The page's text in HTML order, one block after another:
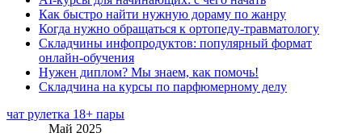
Как быстро найти нужную дораму по жанру
Когда нужно обращаться к ортопеду-травматологу
Складчины инфопродуктов: популярный формат
онлайн-обучения
Нужен диплом? Мы знаем, как помочь!
Складчина на курсы по парфюмерному делу
чат рулетка 18+ пары
Май 2025